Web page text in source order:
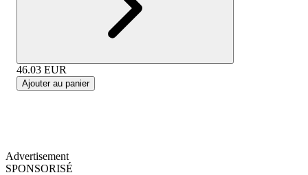
46.03 EUR
Ajouter au panier
Advertisement
SPONSORISÉ